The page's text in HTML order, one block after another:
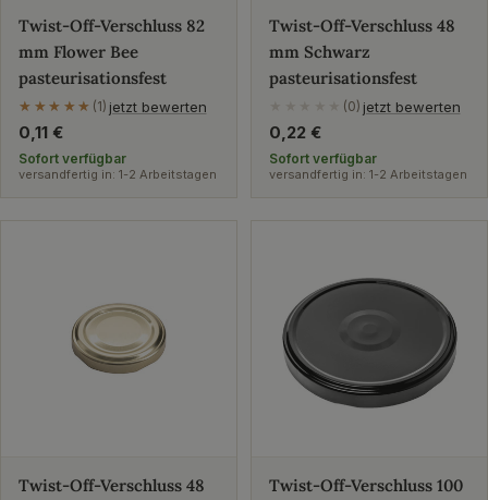
Twist-Off-Verschluss 82
mm Flower Bee
pasteurisationsfest
★★★★★
★★★★★ (1) jetzt bewerten
Regulärer
Preis
0,11 €
Sofort verfügbar
versandfertig in: 1-2 Arbeitstagen
Twist-Off-Verschluss 48
mm Schwarz
pasteurisationsfest
(0) jetzt bewerten
Regulärer
Preis
0,22 €
Sofort verfügbar
versandfertig in: 1-2 Arbeitstagen
Twist-Off-Verschluss 48
Twist-Off-Verschluss 100